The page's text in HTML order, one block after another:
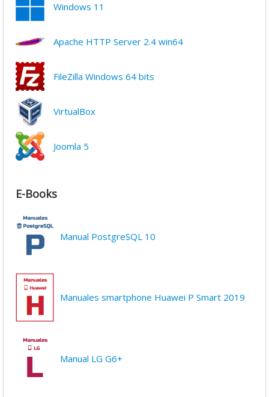
Windows 11
Apache HTTP Server 2.4 win64
FileZilla Windows 64 bits
VirtualBox
Joomla 5
E-Books
Manual PostgreSQL 10
Manuales smartphone Huawei P Smart 2019
Manual LG G6+